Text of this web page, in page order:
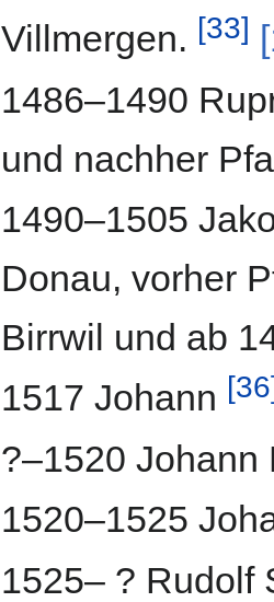
Villmergen. [33]
1486–1490
und nachher
1490–1505
Donau, vorher
Birrwil und ab
1517 Johann
?–1520
1520–1525
1525– ? Rudolf